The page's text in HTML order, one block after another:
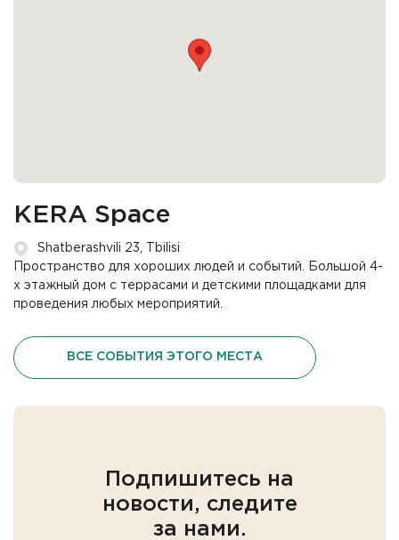
KERA Space
Shatberashvili 23, Tbilisi
Пространство для хороших людей и событий. Большой 4-
х этажный дом с террасами и детскими площадками для
проведения любых мероприятий.
ВСЕ СОБЫТИЯ ЭТОГО МЕСТА
Подпишитесь на
новости, следите
за нами.